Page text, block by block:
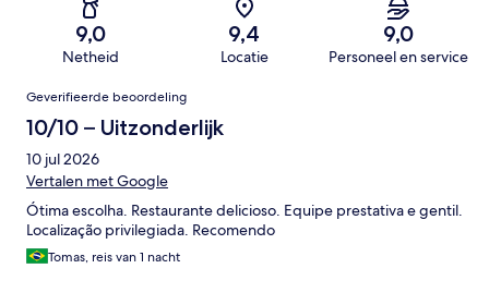
9,0
Netheid
9,4
Locatie
9,0
Personeel en service
Beoordelingen
Geverifieerde beoordeling
10/10 – Uitzonderlijk
10 jul 2026
Vertalen met Google
Ótima escolha. Restaurante delicioso. Equipe prestativa e gentil.
Localização privilegiada. Recomendo
Tomas, reis van 1 nacht